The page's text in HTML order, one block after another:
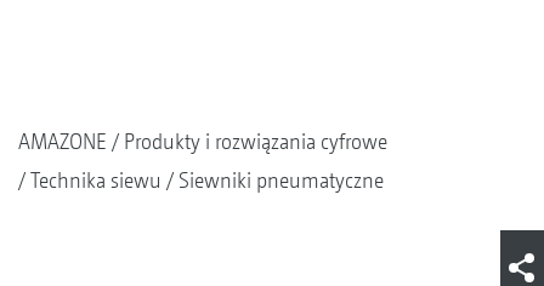
AMAZONE
Produkty i rozwiązania cyfrowe
Technika siewu
Siewniki pneumatyczne